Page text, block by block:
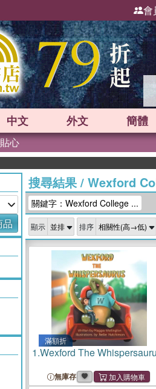
會
中文 外文 簡體
心
品
搜尋結果/ Wexford
關鍵字：Wexford College ...
顯示 排序
滿額折
1.Wexford The
無庫存